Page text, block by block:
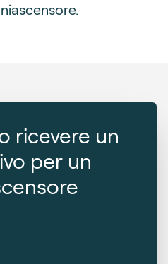
ricevere un
per un